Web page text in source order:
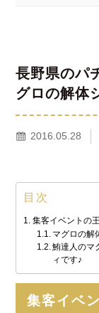
長野県のパ
グロの解体
2016.05.28
目次
集客イベントの
マグロの解
鮪達人のマ
ィです♪
集客イベ